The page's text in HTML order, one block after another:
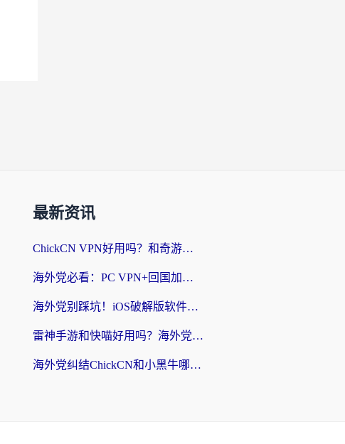
最新资讯
ChickCN VPN好用吗？和奇游手游VPN对比哪个回国效果更好？海外党亲测实用指南
海外党必看：PC VPN+回国加速器怎么选？无缝访问国内资源全攻略
海外党别踩坑！iOS破解版软件不可靠？教你选对回国加速器无缝看国内资源
雷神手游和快喵好用吗？海外党亲测5款回国加速器，附斧牛Bling对比+微信视频号解决办法
海外党纠结ChickCN和小黑牛哪个好？一篇帮你选对回国加速器的实用指南